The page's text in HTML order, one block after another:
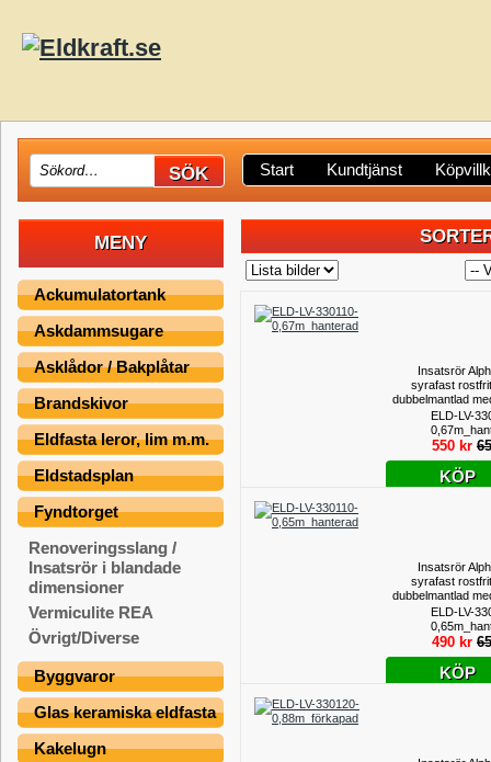
Start Kundtjänst
MENY
Ackumulatortank
Askdammsugare
Asklådor / Bakplåtar
Brandskivor
Eldfasta leror, lim m.m.
Eldstadsplan
Fyndtorget
Renoveringsslang /
Insatsrör i blandade
dimensioner
Vermiculite REA
Övrigt/Diverse
Byggvaror
Glas keramiska eldfasta
Kakelugn
Insatsrör
syrafast
dubbelmantlad
insida
utv.118mm -
meter,
ELD-LV-
550 kr
KÖP
Insatsrör
syrafast
dubbelmantlad
insida
utv.118mm -
meter,
ELD-LV-
490 kr
KÖP